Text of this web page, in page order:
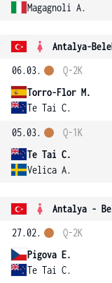
Magagnoli A.
Antalya-
06.03.
Torro-Flor M.
Te Tai C.
Q-2K
05.03.
Te Tai C.
Velica A.
Q-1K
Antalya -
27.02.
Pigova E.
Te Tai C.
Q-2K